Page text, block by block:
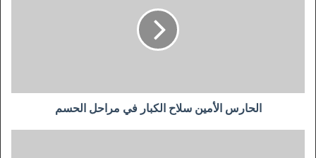
الحارس الأمين سلاح الكبار في مراحل الحسم